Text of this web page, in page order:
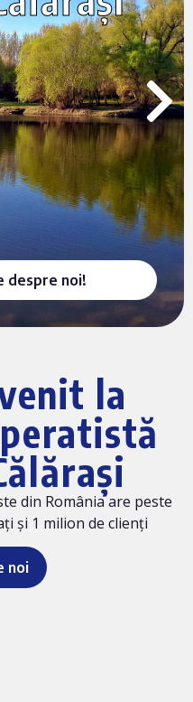
despre noi!
la
din România are peste
și 1 milion de clienți
noi